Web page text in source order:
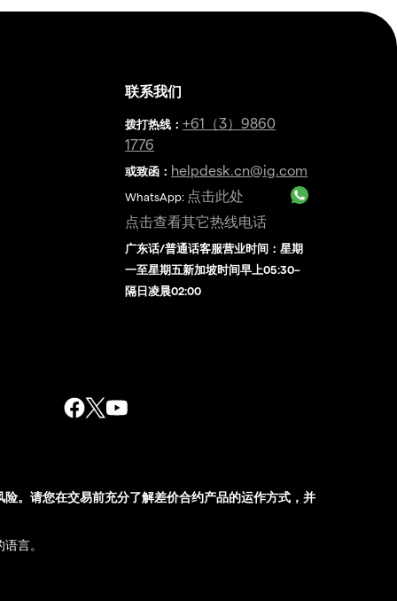
联系我们
拨打热线 ：+61（3）9860
1776
或致函： helpdesk.cn@ig.com
WhatsApp: 点击此处
点击查看其它热线电话
广东话/普通话客服营业时间：星期
一至星期五新加坡时间早上05:30–
隔日凌晨02:00
。请您在交易前充分了解差价合约产品的运作方式，并
言。